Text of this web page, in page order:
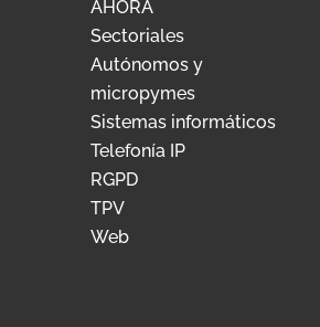
AHORA
Sectoriales
Autónomos y
micropymes
Sistemas informáticos
Telefonía IP
RGPD
TPV
Web